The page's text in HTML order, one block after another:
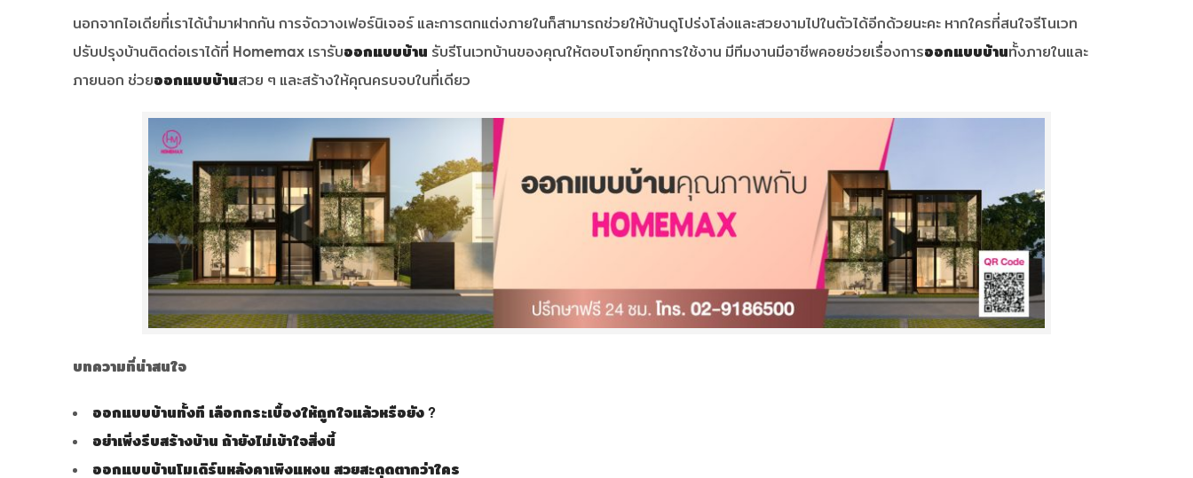
นอกจากไอเดียที่เราได้นำมาฝากกัน การจัดวางเฟอร์นิเจอร์ และการตกแต่งภายในก็สามารถช่วยให้บ้านดูโปร่งโล่งและสวยงามไปในตัวได้อีกด้วยนะคะ หากใครที่สนใจรีโนเวท
ปรับปรุงบ้านติดต่อเราได้ที่ Homemax เรารับออกแบบบ้าน รับรีโนเวทบ้านของคุณให้ตอบโจทย์ทุกการใช้งาน มีทีมงานมีอาชีพคอยช่วยเรื่องการออกแบบบ้านทั้งภายในและ
ภายนอก ช่วยออกแบบบ้านสวย ๆ และสร้างให้คุณครบจบในที่เดียว
บทความที่น่าสนใจ
ออกแบบบ้านทั้งที เลือกกระเบื้องให้ถูกใจแล้วหรือยัง ?
อย่าเพิ่งรีบสร้างบ้าน ถ้ายังไม่เข้าใจสิ่งนี้
ออกแบบบ้านโมเดิร์นหลังคาเพิงแหงน สวยสะดุดตากว่าใคร